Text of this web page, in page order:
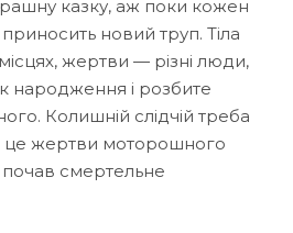
казку, аж поки кожен
новий труп. Тіла
жертви — різні люди,
народження і розбите
Колишній слідчій треба
це жертви моторошного
почав смертельне